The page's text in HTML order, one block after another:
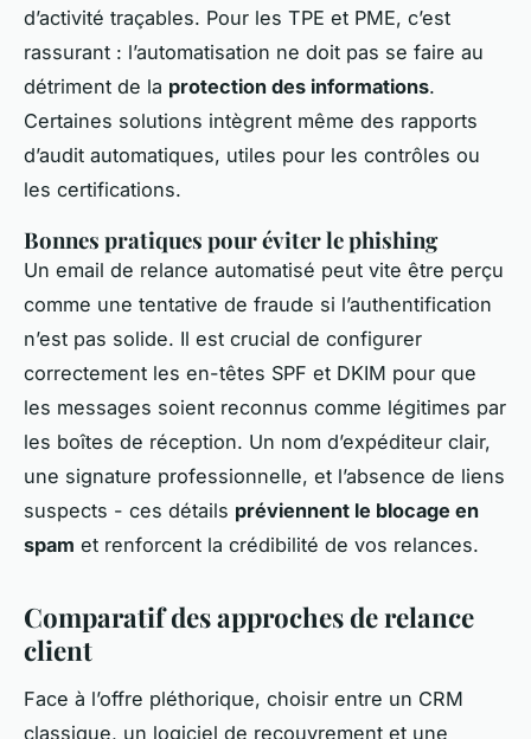
d’activité traçables. Pour les TPE et PME, c’est
rassurant : l’automatisation ne doit pas se faire au
détriment de la protection des informations.
Certaines solutions intègrent même des rapports
d’audit automatiques, utiles pour les contrôles ou
les certifications.
Bonnes pratiques pour éviter le phishing
Un email de relance automatisé peut vite être perçu
comme une tentative de fraude si l’authentification
n’est pas solide. Il est crucial de configurer
correctement les en-têtes SPF et DKIM pour que
les messages soient reconnus comme légitimes par
les boîtes de réception. Un nom d’expéditeur clair,
une signature professionnelle, et l’absence de liens
suspects - ces détails préviennent le blocage en
spam et renforcent la crédibilité de vos relances.
Comparatif des approches de relance
client
Face à l’offre pléthorique, choisir entre un CRM
classique, un logiciel de recouvrement et une